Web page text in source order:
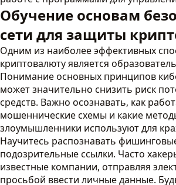
Обучение основам
сети для защиты
Одним из наиболее эффективных
криптовалюту является
Понимание основных принципов
может значительно снизить риск
средств. Важно осознавать, как
мошеннические схемы и какие
злоумышленники используют для
Научитесь распознавать
подозрительные ссылки. Часто
известные компании, отправляя
просьбой ввести личные данные.